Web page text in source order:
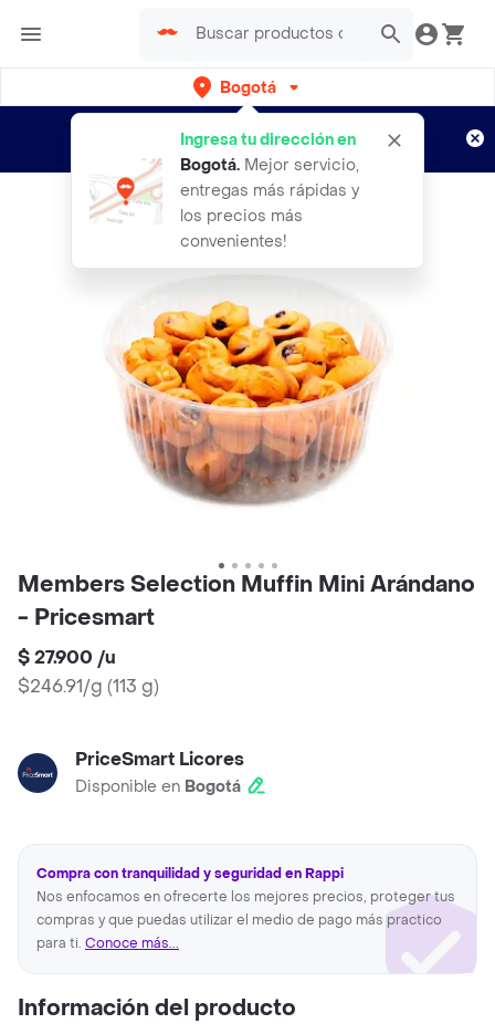
Bogotá
Ingresa tu dirección en
Bogotá. Mejor servicio,
entregas más rápidas y
los precios más
convenientes!
envíos gratis por semanas
Aplican TyC
Members Selection Muffin Mini Arándano
- Pricesmart
$ 27.900 /u
$246.91/g (113 g)
PriceSmart Licores
Disponible en Bogotá
Compra con tranquilidad y seguridad en Rappi
Nos enfocamos en ofrecerte los mejores precios, proteger tus
compras y que puedas utilizar el medio de pago más practico
para ti. Conoce más...
Información del producto